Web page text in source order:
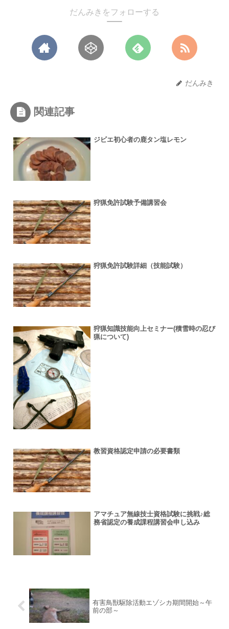
だんみきをフォローする
だんみき
関連記事
ジビエ初心者の鹿タン塩レモン
狩猟免許試験予備講習会
狩猟免許試験詳細（技能試験）
狩猟知識技能向上セミナー(積雪時の忍び
猟について)
教習資格認定申請の必要書類
アマチュア無線技士資格試験に挑戦♪総
務省認定の養成課程講習会申し込み
有害鳥獣駆除活動エゾシカ期間開始～午
前の部～